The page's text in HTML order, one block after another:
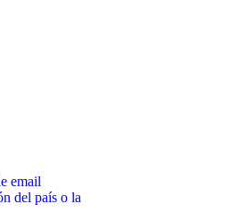
email
del país o la